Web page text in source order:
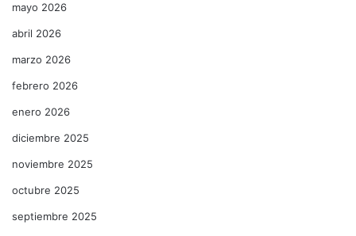
mayo 2026
abril 2026
marzo 2026
febrero 2026
enero 2026
diciembre 2025
noviembre 2025
octubre 2025
septiembre 2025